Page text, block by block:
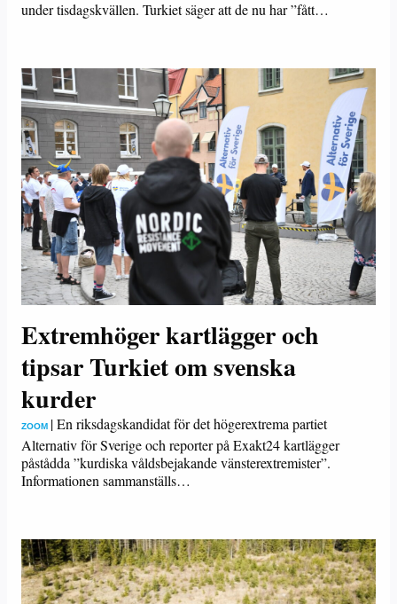
under tisdagskvällen. Turkiet säger att de nu har ”fått…
Extremhöger kartlägger och
tipsar Turkiet om svenska
kurder
ZOOM |En riksdagskandidat för det högerextrema partiet
Alternativ för Sverige och reporter på Exakt24 kartlägger
påstådda ”kurdiska våldsbejakande vänsterextremister”.
Informationen sammanställs…